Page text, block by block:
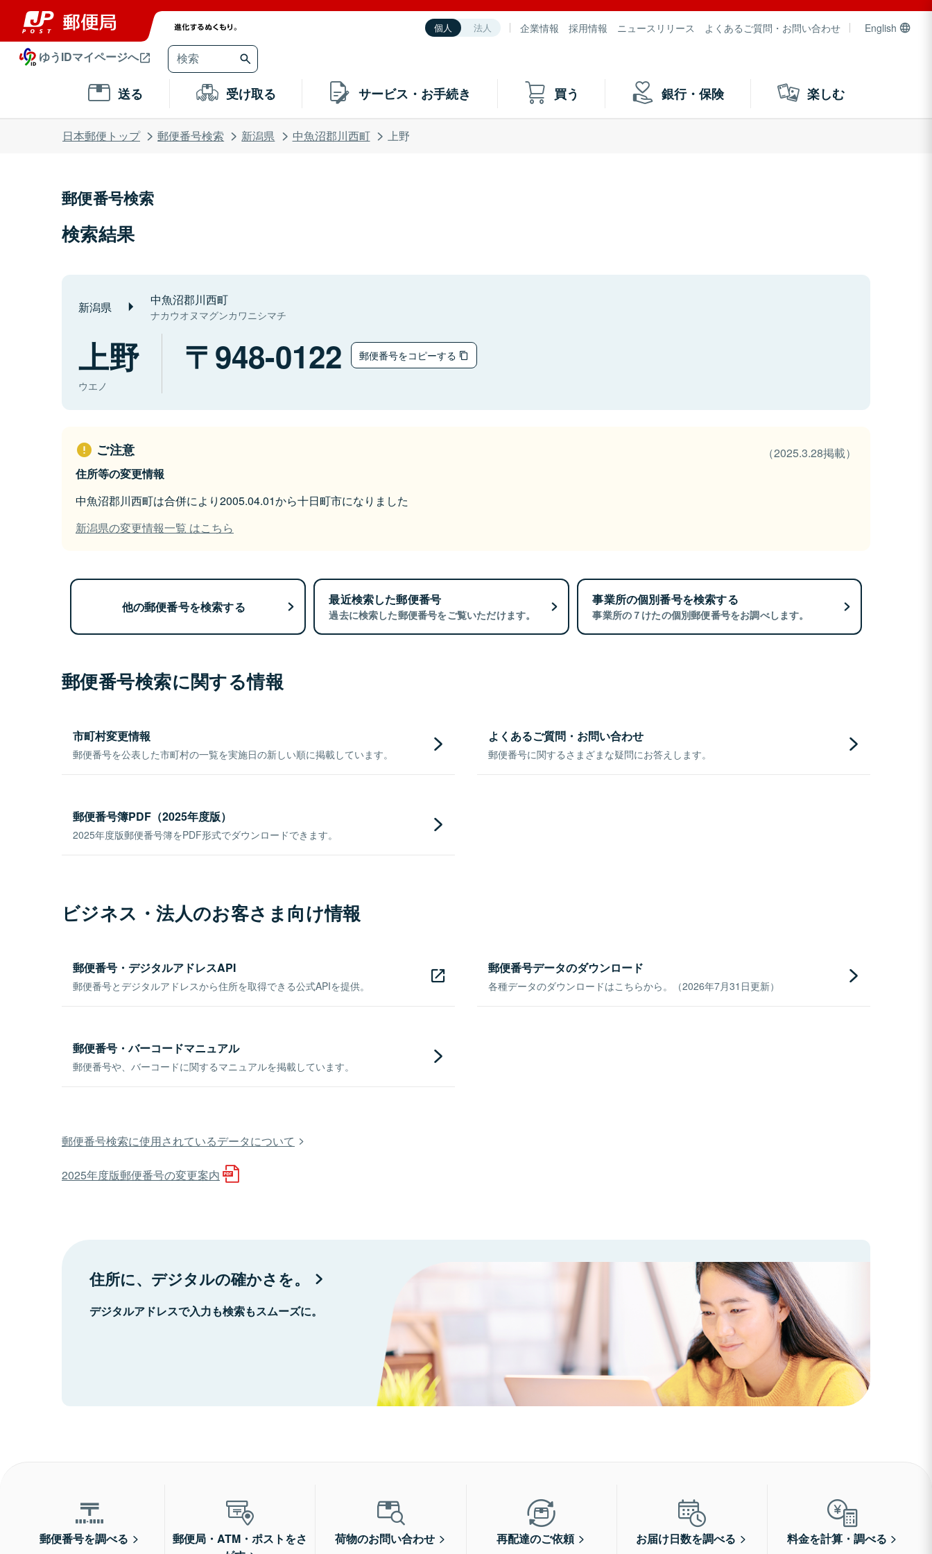
個人 法人 企業情報 採用情報 ニュースリリース よくあるご質問・お問い合わせ English
ゆうIDマイページへ
送る 受け取る サービス・お手続き 買う 銀行・保険 楽しむ
日本郵便トップ 郵便番号検索 新潟県 中魚沼郡川西町 上野
郵便番号検索
検索結果
新潟県 中魚沼郡川西町
ナカウオヌマグンカワニシマチ
上野
ウエノ
948-0122 郵便番号をコピーする
ご注意
（2025.3.28掲載）
住所等の変更情報
中魚沼郡川西町は合併により2005.04.01から十日町市になりました
新潟県の変更情報一覧 はこちら
他の郵便番号を検索する 最近検索した郵便番号
過去に検索した郵便番号をご覧いただけます。
事業所の個別番号を検索する
事業所の７けたの個別郵便番号をお調べします。
郵便番号検索に関する情報
市町村変更情報
郵便番号を公表した市町村の一覧を実施日の新しい順に掲載しています。
よくあるご質問・お問い合わせ
郵便番号に関するさまざまな疑問にお答えします。
郵便番号簿PDF（2025年度版）
2025年度版郵便番号簿をPDF形式でダウンロードできます。
ビジネス・法人のお客さま向け情報
郵便番号・デジタルアドレスAPI
郵便番号とデジタルアドレスから住所を取得できる公式APIを提供。
郵便番号データのダウンロード
各種データのダウンロードはこちらから。（2026年7月31日更新）
郵便番号・バーコードマニュアル
郵便番号や、バーコードに関するマニュアルを掲載しています。
郵便番号検索に使用されているデータについて
2025年度版郵便番号の変更案内
住所に、デジタルの確かさを。
デジタルアドレスで入力も検索もスムーズに。
郵便番号を調べる
郵便局・ATM・ポストをさ
荷物のお問い合わせ 再配達のご依頼 お届け日数を調べる 料金を計算・調べる